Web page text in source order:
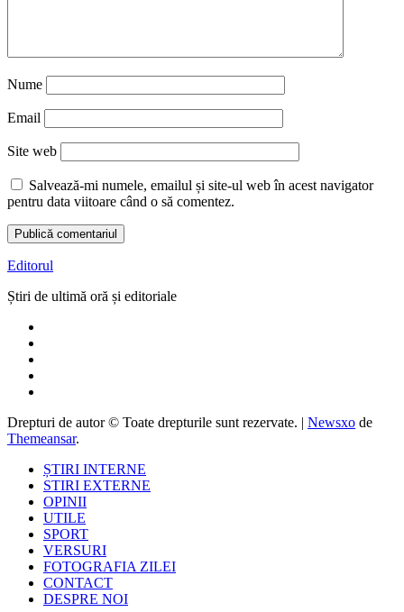
Nume
Email
Site web
Salvează-mi numele, emailul și site-ul web în acest navigator
pentru data viitoare când o să comentez.
Editorul
Știri de ultimă oră și editoriale
Drepturi de autor © Toate drepturile sunt rezervate. | Newsxo de
Themeansar.
ȘTIRI INTERNE
STIRI EXTERNE
OPINII
UTILE
SPORT
VERSURI
FOTOGRAFIA ZILEI
CONTACT
DESPRE NOI